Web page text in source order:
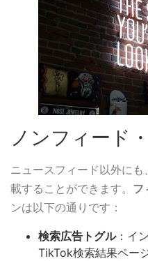
ノンフィード
ニュースフィード以外に
載することができます。 フ
ンは以下の通りです：
検索広告トグル：イ
TikTok検索結果ペー